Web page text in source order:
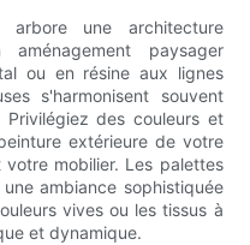
une architecture
paysager
ou en résine aux lignes
s'harmonisent souvent
des couleurs et
extérieure de votre
mobilier. Les palettes
ambiance sophistiquée
vives ou les tissus à
et dynamique.